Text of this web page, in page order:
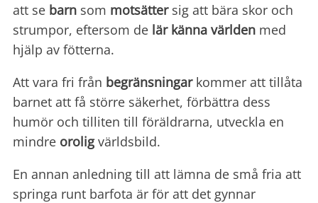
att se barn som motsättersig att bära skor och
strumpor, eftersom de lär känna världen med
hjälp av fötterna.
Att vara fri från begränsningarkommer att tillåta
barnet att få större säkerhet, förbättra dess
humör och tilliten till föräldrarna, utveckla en
mindre oroligvärldsbild.
En annan anledning till att lämna de små fria att
springa runt barfota är för att det gynnar